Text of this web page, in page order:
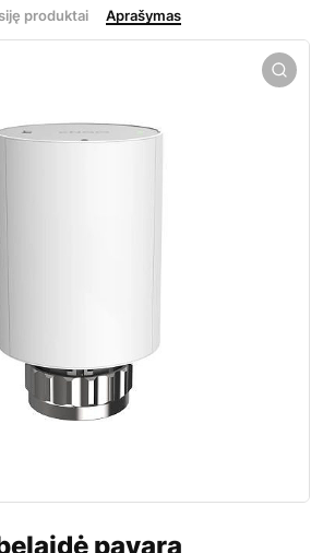
produktai Aprašymas
pavara